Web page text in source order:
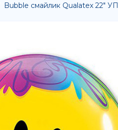
Bubble смайлик Qualatex 22" УП